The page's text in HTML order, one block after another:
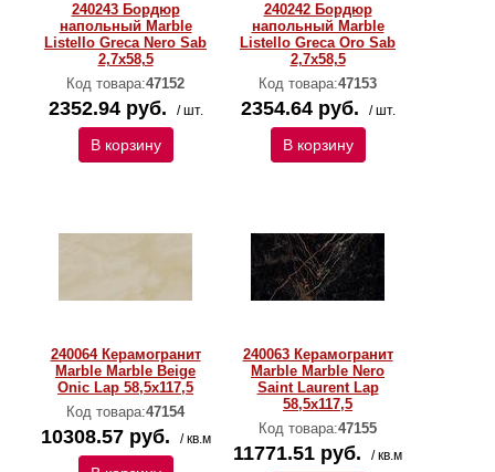
240243 Бордюр
напольный Marble
Listello Greca Nero Sab
2,7x58,5
Код товара:47152
2352.94 руб. / шт.
В корзину
240242 Бордюр
напольный Marble
Listello Greca Oro Sab
2,7x58,5
Код товара:47153
2354.64 руб. / шт.
В корзину
240064 Керамогранит
Marble Marble Beige
Onic Lap 58,5x117,5
Код товара:47154
10308.57 руб. / кв.м
240063 Керамогранит
Marble Marble Nero
Saint Laurent Lap
58,5x117,5
Код товара:47155
11771.51 руб. / кв.м